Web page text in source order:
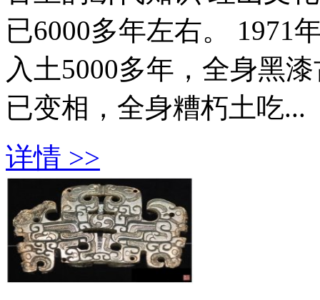
已6000多年左右。 1971
入土5000多年，全身黑
已变相，全身糟朽土吃...
详情 >>